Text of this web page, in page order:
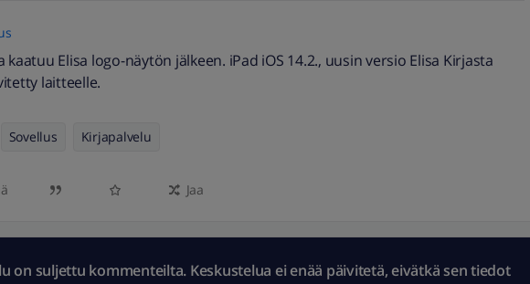
kaatuu Elisa logo-näytön jälkeen. iPad iOS 14.2., uusin versio Elisa Kirjasta
laitteelle.
Sovellus Kirjapalvelu
Jaa
on suljettu kommenteilta. Keskustelua ei enää päivitetä, eivätkä sen tiedot